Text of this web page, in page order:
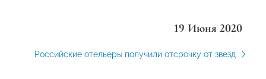
19 Июня 2020
Российские отельеры получили отсрочку от звезд